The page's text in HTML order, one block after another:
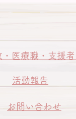
・医療職・支援
活動報告
お問い合わせ